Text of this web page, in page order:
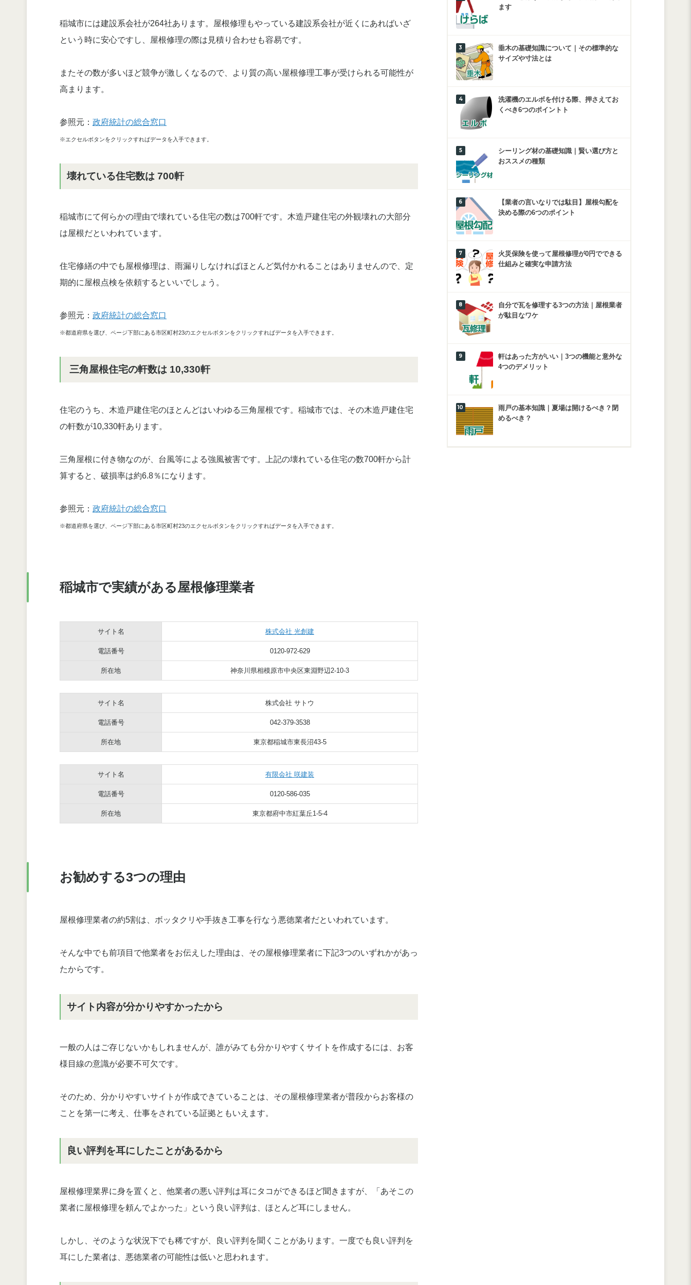
稲城市には建設系会社が264社あります。屋根修理もやっている建設系会社が近くにあればいざ
という時に安心ですし、屋根修理の際は見積り合わせも容易です。
またその数が多いほど競争が激しくなるので、より質の高い屋根修理工事が受けられる可能性が
高まります。
参照元： 政府統計の総合窓口
※エクセルボタンをクリックすればデータを入手できます。
壊れている住宅数は 700軒
稲城市にて何らかの理由で壊れている住宅の数は700軒です。木造戸建住宅の外観壊れの大部分
は屋根だといわれています。
住宅修繕の中でも屋根修理は、雨漏りしなければほとんど気付かれることはありませんので、定
期的に屋根点検を依頼するといいでしょう。
参照元： 政府統計の総合窓口
※都道府県を選び、ページ下部にある市区町村23のエクセルボタンをクリックすればデータを入手できます。
三角屋根住宅の軒数は 10,330軒
住宅のうち、木造戸建住宅のほとんどはいわゆる三角屋根です。稲城市では、その木造戸建住宅
の軒数が10,330軒あります。
三角屋根に付き物なのが、台風等による強風被害です。上記の壊れている住宅の数700軒から計
算すると、破損率は約6.8％になります。
参照元： 政府統計の総合窓口
※都道府県を選び、ページ下部にある市区町村23のエクセルボタンをクリックすればデータを入手できます。
稲城市で実績がある屋根修理業者
サイト名 株式会社 光創建
電話番号 0120-972-629
所在地 神奈川県相模原市中央区東淵野辺2-10-3
サイト名 株式会社 サトウ
電話番号 042-379-3538
所在地 東京都稲城市東長沼43-5
サイト名 有限会社 咲建装
電話番号 0120-586-035
所在地 東京都府中市紅葉丘1-5-4
お勧めする3つの理由
屋根修理業者の約5割は、ボッタクリや手抜き工事を行なう悪徳業者だといわれています。
そんな中でも前項目で他業者をお伝えした理由は、その屋根修理業者に下記3つのいずれかがあっ
たからです。
サイト内容が分かりやすかったから
一般の人はご存じないかもしれませんが、誰がみても分かりやすくサイトを作成するには、お客
様目線の意識が必要不可欠です。
そのため、分かりやすいサイトが作成できていることは、その屋根修理業者が普段からお客様の
ことを第一に考え、仕事をされている証拠ともいえます。
良い評判を耳にしたことがあるから
屋根修理業界に身を置くと、他業者の悪い評判は耳にタコができるほど聞きますが、「あそこの
業者に屋根修理を頼んでよかった」という良い評判は、ほとんど耳にしません。
しかし、そのような状況下でも稀ですが、良い評判を聞くことがあります。一度でも良い評判を
耳にした業者は、悪徳業者の可能性は低いと思われます。
ます
垂木の基礎知識について｜その標準的な
サイズや寸法とは
洗濯機のエルボを付ける際、押さえてお
くべき6つのポイントト
シーリング材の基礎知識｜賢い選び方と
おススメの種類
【業者の言いなりでは駄目】屋根勾配を
決める際の6つのポイント
火災保険を使って屋根修理が0円でできる
仕組みと確実な申請方法
自分で瓦を修理する3つの方法｜屋根業者
が駄目なワケ
軒はあった方がいい｜3つの機能と意外な
4つのデメリット
雨戸の基本知識｜夏場は開けるべき？閉
めるべき？